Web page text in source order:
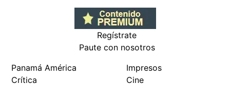
Regístrate
Paute con nosotros
Panamá América
Crítica
Impresos
Cine